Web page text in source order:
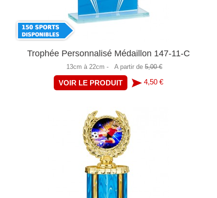
Trophée Personnalisé Médaillon 147-11-C
13cm à 22cm - A partir de 5,00 €
VOIR LE PRODUIT 4,50 €